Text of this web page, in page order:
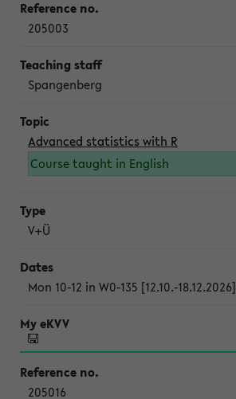
205003
Spangenberg
Advanced statistics with R
Course taught in English
V+Ü
Mon 10-12 in W0-135 [12.10.-18.12.2026]
205016